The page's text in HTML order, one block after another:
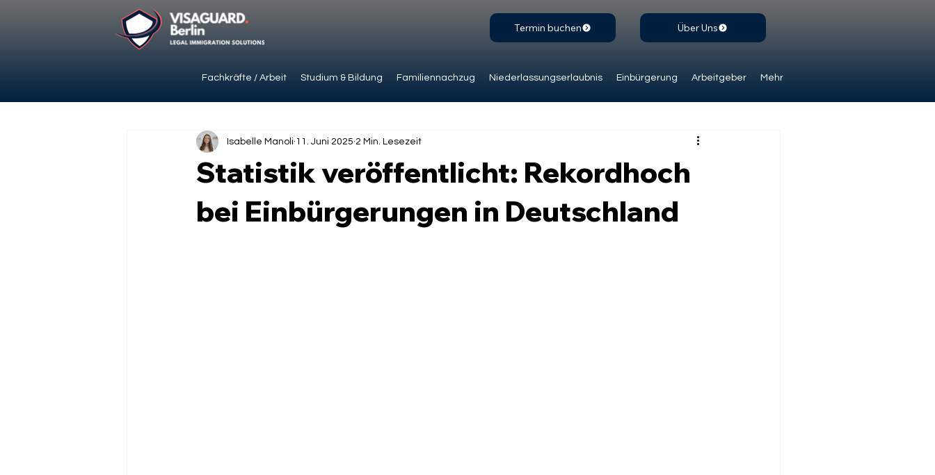
Fachkräfte / Arbeit Studium & Bildung Familiennachzug Niederlassungserlaubnis Einbürgerung Arbeitgeber Mehr
Termin buchen Über Uns
Statistik veröffentlicht: Rekordhoch
bei Einbürgerungen in Deutschland
Isabelle Manoli 11. Juni 2025 2 Min. Lesezeit